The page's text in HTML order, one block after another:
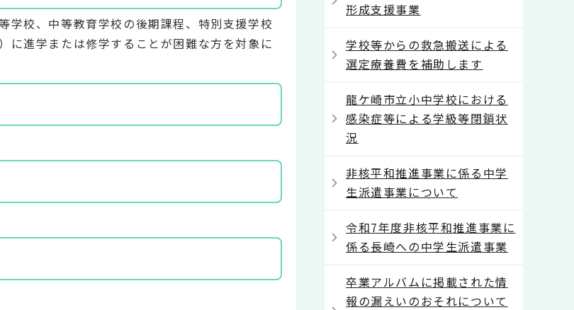
学校、中等教育学校の後期課程、特別支援学校
に進学または修学することが困難な方を対象に
形成支援事業
学校等からの救急搬送による
選定療養費を補助します
龍ケ崎市立小中学校における
感染症等による学級等閉鎖状
況
非核平和推進事業に係る中学
生派遣事業について
令和7年度非核平和推進事業に
係る長崎への中学生派遣事業
卒業アルバムに掲載された情
報の漏えいのおそれについて